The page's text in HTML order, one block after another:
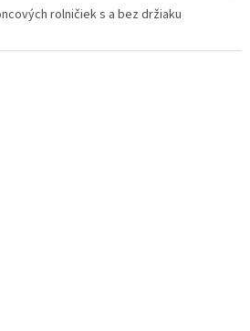
rolničiek s a bez držiaku